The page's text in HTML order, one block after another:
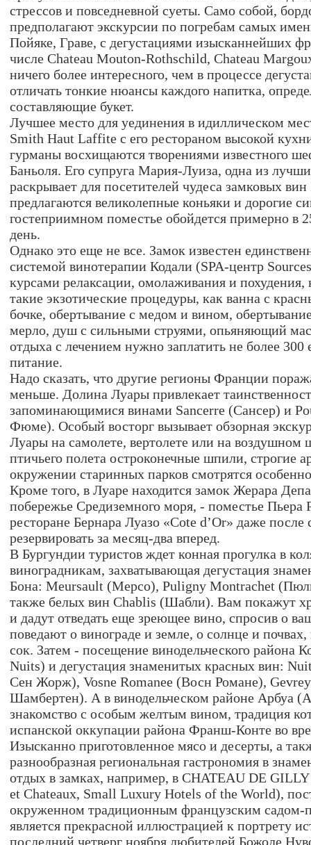
стрессов и повседневной суеты. Само собой,
предполагают экскурсии по погребам самых
Пойяке, Граве, с дегустациями изысканнейших
числе Chateau Mouton-Rothschild, Chateau
ничего более интересного, чем в процессе
отличать тонкие нюансы каждого напитка,
составляющие букет.
Лучшее место для уединения в идиллическом
Smith Haut Laffite с его рестораном высокой
гурманы восхищаются творениями известного
Баньоля. Его супруга Мария-Луиза, одна из
раскрывает для посетителей чудеса замковых
предлагаются великолепные коньяки и дорогие
гостеприимном поместье обойдется примерно в
день.
Однако это еще не все. Замок известен
системой винотерапии Кодали (SPA-центр
курсами релаксации, омолаживания и похудения,
такие экзотические процедуры, как ванна с
бочке, обертывание с медом и вином,
мерло, душ с сильными струями, опьяняющий
отдыха с лечением нужно заплатить не более 300
питание.
Надо сказать, что другие регионы Франции
меньше. Долина Луары привлекает
запоминающимися винами Sancerre (Сансер) и
Фюме). Особый восторг вызывает обзорная
Луары на самолете, вертолете или на
птичьего полета остроконечные шпили, строгие
окружении старинных парков смотрятся
Кроме того, в Луаре находится замок Жерара
побережье Средиземного моря, - поместье Пьера
ресторане Бернара Луазо «Cote d’Or» даже после
резервировать за месяц-два вперед.
В Бургундии туристов ждет конная прогулка в
виноградникам, захватывающая дегустация
Бона: Meursault (Мерсо), Puligny Montrachet
также белых вин Chablis (Шабли). Вам покажут
и дадут отведать еще зреющее вино, спросив о
поведают о винограде и земле, о солнце и
сок. Затем - посещение винодельческого района
Nuits) и дегустация знаменитых красных вин:
Сен Жорж), Vosne Romanee (Восн Романе),
Шамбертен). А в винодельческом районе Арбуа
знакомство с особым желтым вином, традиция
испанской оккупации района Франш-Конте во
Изысканно приготовленное мясо и десерты, а
разнообразная региональная гастрономия в
отдых в замках, например, в CHATEAU DE
et Chateaux, Small Luxury Hotels of the World),
окруженном традиционным французским садом-
является прекрасной иллюстрацией к портрету
последний четверг ноября любителей Божоле